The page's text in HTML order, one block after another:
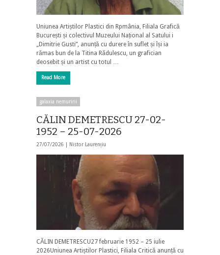
Uniunea Artiștilor Plastici din Rpmânia, Filiala Grafică
București și colectivul Muzeului Național al Satului i
„Dimitrie Gusti”, anunță cu durere în suflet și își ia
rămas bun de la Titina Rădulescu, un grafician
deosebit și un artist cu totul …
Read More
galaxia nemuririi
CĂLIN DEMETRESCU 27-02-
1952 – 25-07-2026
27/07/2026 | Nistor Laurențiu
CĂLIN DEMETRESCU27 februarie 1952 – 25 iulie
2026Uniunea Artiștilor Plastici, Filiala Critică anunță cu